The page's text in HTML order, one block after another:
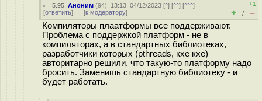
5.95 ,Аноним (94), 13:13, 04/12/2023 [^] [^^] [^^^]
[ответить] [к модератору]
+1
+ / –
Компиляторы плаатформы все поддерживают.
Проблема с поддержкой платформ - не в
компиляторах, а в стандартных библиотеках,
разработчики которых (pthreads, кхе кхе)
авторитарно решили, что такую-то платформу надо
бросить. Заменишь стандартную библиотеку - и
будет работать.